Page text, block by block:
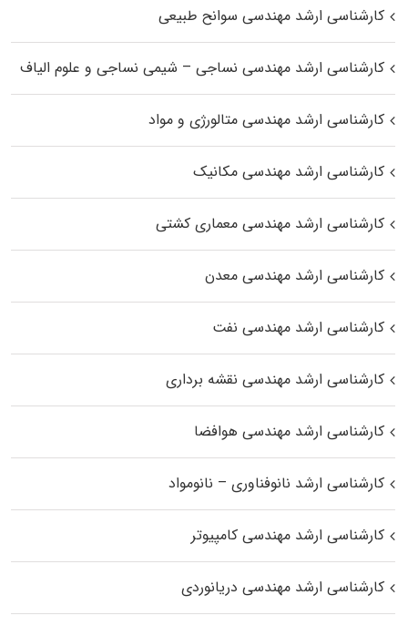
کارشناسی ارشد مهندسی سوانح طبیعی
کارشناسی ارشد مهندسی نساجی – شیمی نساجی و علوم الیاف
کارشناسی ارشد مهندسی متالورژی و مواد
کارشناسی ارشد مهندسی مکانیک
کارشناسی ارشد مهندسی معماری کشتی
کارشناسی ارشد مهندسی معدن
کارشناسی ارشد مهندسی نفت
کارشناسی ارشد مهندسی نقشه برداری
کارشناسی ارشد مهندسی هوافضا
کارشناسی ارشد نانوفناوری – نانومواد
کارشناسی ارشد مهندسی کامپیوتر
کارشناسی ارشد مهندسی دریانوردی